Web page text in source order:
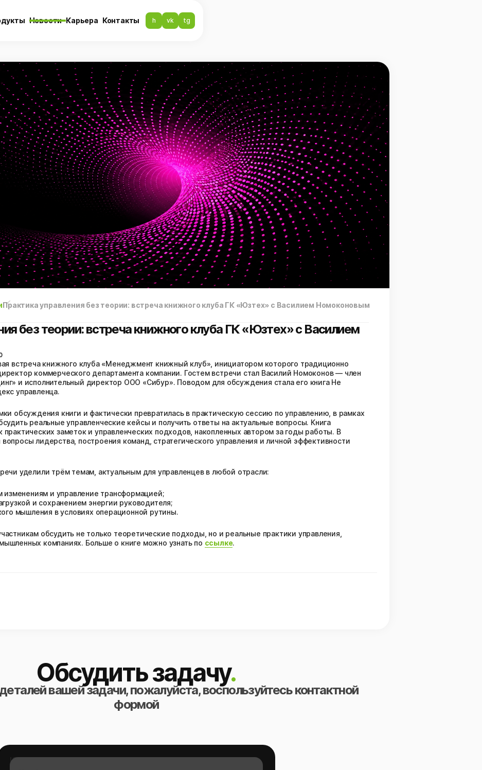
Новости Карьера Контакты h vk tg
Практика управления без теории: встреча книжного клуба ГК «Юзтех» с Василием Номоконовым
без теории: встреча книжного клуба ГК «Юзтех» с Василием
встреча книжного клуба «Менеджмент книжный клуб», инициатором которого традиционно
коммерческого департамента компании. Гостем встречи стал Василий Номоконов — член
и исполнительный директор ООО «Сибур». Поводом для обсуждения стала его книга Не
управленца.
обсуждения книги и фактически превратилась в практическую сессию по управлению, в рамках
реальные управленческие кейсы и получить ответы на актуальные вопросы. Книга
практических заметок и управленческих подходов, накопленных автором за годы работы. В
лидерства, построения команд, стратегического управления и личной эффективности
уделили трём темам, актуальным для управленцев в любой отрасли:
изменениям и управление трансформацией;
и сохранением энергии руководителя;
мышления в условиях операционной рутины.
обсудить не только теоретические подходы, но и реальные практики управления,
компаниях. Больше о книге можно узнать по ссылке.
Обсудить задачу.
вашей задачи, пожалуйста, воспользуйтесь контактной
формой